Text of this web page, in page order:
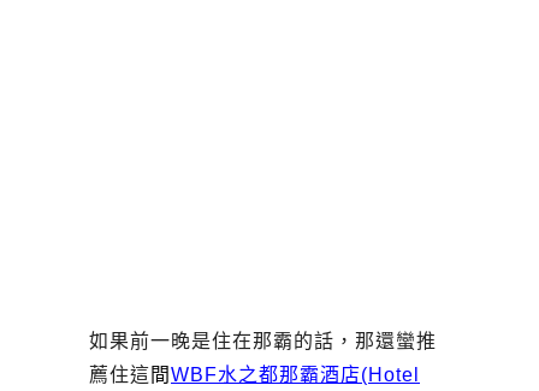
如果前一晚是住在那霸的話，那還蠻推
薦住這間WBF水之都那霸酒店(Hotel